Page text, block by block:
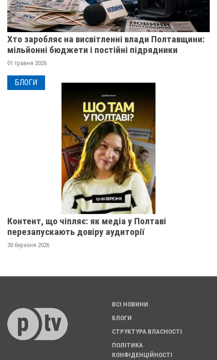
Хто заробляє на висвітленні влади Полтавщини:
мільйонні бюджети і постійні підрядники
01 травня 2026
БЛОГИ
Контент, що чіпляє: як медіа у Полтаві
перезапускають довіру аудиторії
30 березня 2026
ВСІ НОВИНИ
БЛОГИ
СТРУКТУРА ВЛАСНОСТІ
ПОЛІТИКА
КОНФІДЕНЦІЙНОСТІ